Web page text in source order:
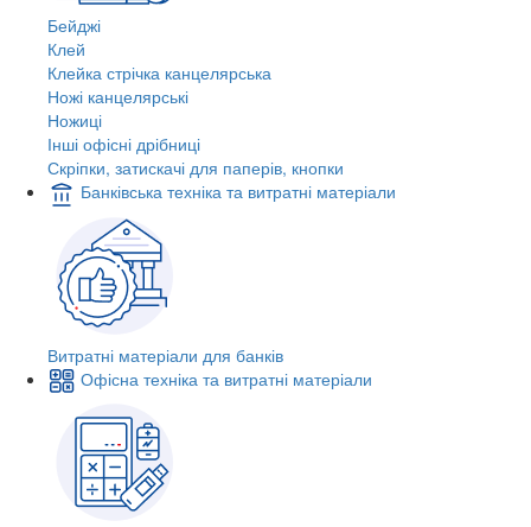
Бейджі
Клей
Клейка стрічка канцелярська
Ножі канцелярські
Ножиці
Інші офісні дрібниці
Скріпки, затискачі для паперів, кнопки
Банківська техніка та витратні матеріали
Витратні матеріали для банків
Офісна техніка та витратні матеріали